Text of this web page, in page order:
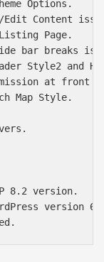
Options.
Edit Content
Page.
bar breaks
Style2 and
at front
Map Style.
8.2 version.
version